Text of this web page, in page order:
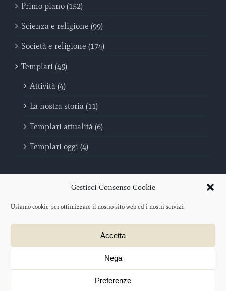
Gestisci Consenso Cookie
Usiamo cookie per ottimizzare il nostro sito web ed i nostri servizi.
Accetta
Nega
Preferenze
Primo piano (152)
Scienza e religione (99)
Società e religione (174)
Templari (45)
Attività (4)
La nostra storia (11)
Templari attualità (6)
Templari oggi (4)
Tempio di Salomone | C.F. 96046440069
Progetto web a cura di
ACCESSO